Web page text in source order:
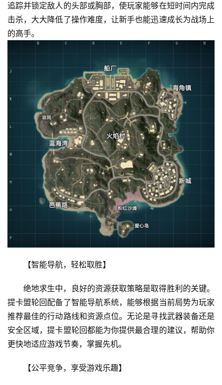
追踪并锁定敌人的头部或胸部，使玩家能够在短时间内完成
击杀，大大降低了操作难度，让新手也能迅速成长为战场上
的高手。
【智能导航，轻松取胜】
绝地求生中，良好的资源获取策略是取得胜利的关键。
提卡盟轮回配备了智能导航系统，能够根据当前局势为玩家
推荐最佳的行动路线和资源点位。无论是寻找武器装备还是
安全区域，提卡盟轮回都能为你提供最合理的建议，帮助你
更快地适应游戏节奏，掌握先机。
【公平竞争，享受游戏乐趣】